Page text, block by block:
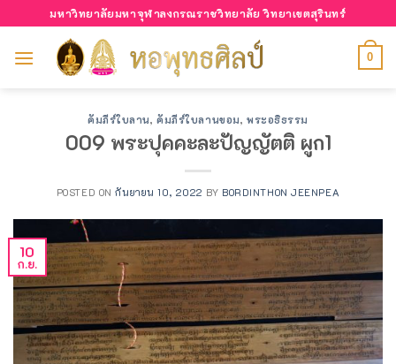
to
content
มหาวิทยาลัยมหาจุฬาลงกรณราชวิทยาลัย วิทยาเขตสุรินทร์
0
คัมภีร์ใบลาน,คัมภีร์ใบลานขอม, พระอธิธรรม
009 พระปุคคะละปัญญัตติ ผูก1
POSTED ONกันยายน 10, 2022 BY BORDINTHON JEENPEA
10
ก.ย.